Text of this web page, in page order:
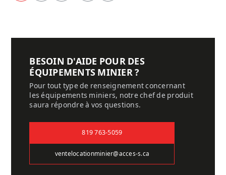
BESOIN D'AIDE POUR DES
ÉQUIPEMENTS MINIER ?
Pour tout type de renseignement concernant
les équipements miniers, notre chef de produit
saura répondre à vos questions.
819 763-5059
ventelocationminier@acces-s.ca